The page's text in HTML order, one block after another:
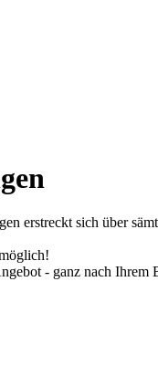
erstreckt sich über
- ganz nach Ihrem